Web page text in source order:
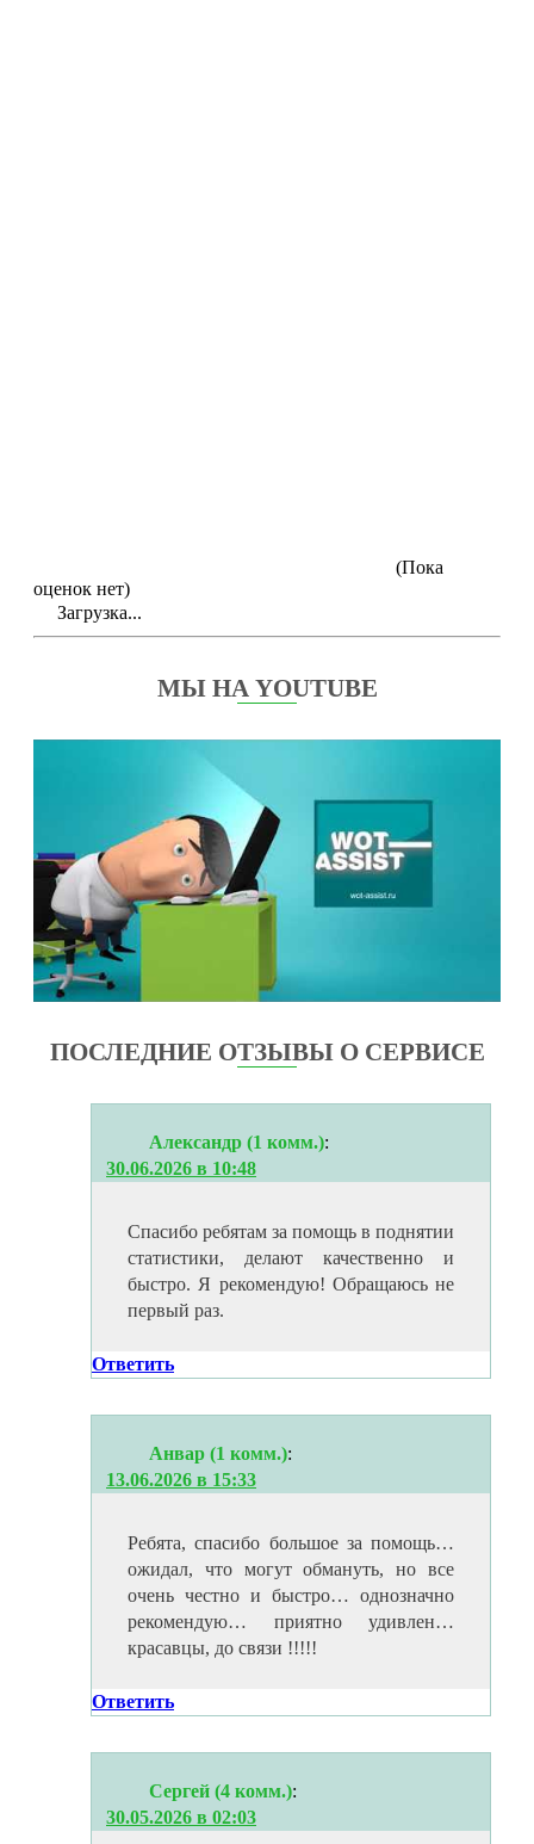
(Пока
оценок нет)
Загрузка...
МЫ НА YOUTUBE
ПОСЛЕДНИЕ ОТЗЫВЫ О СЕРВИСЕ
Александр (1 комм.):
30.06.2026 в 10:48
Спасибо ребятам за помощь в поднятии
статистики, делают качественно и
быстро. Я рекомендую! Обращаюсь не
первый раз.
Ответить
Анвар (1 комм.):
13.06.2026 в 15:33
Ребята, спасибо большое за помощь…
ожидал, что могут обмануть, но все
очень честно и быстро… однозначно
рекомендую… приятно удивлен…
красавцы, до связи !!!!!
Ответить
Сергей (4 комм.):
30.05.2026 в 02:03